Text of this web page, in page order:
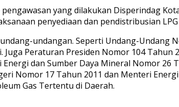
yang dilakukan Disperindag
penyediaan dan pendistribusian
undangan. Seperti Undang-Undang
Peraturan Presiden Nomor 104
dan Sumber Daya Mineral Nomor 26
Nomor 17 Tahun 2011 dan Menteri
Gas Tertentu di Daerah.